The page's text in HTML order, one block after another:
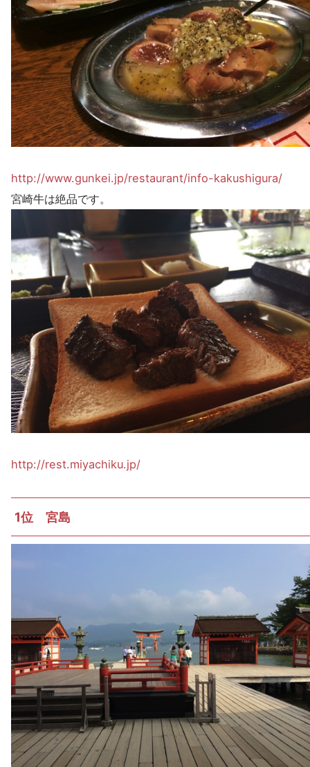
http://www.gunkei.jp/restaurant/info-kakushigura/
宮崎牛は絶品です。
http://rest.miyachiku.jp/
1位 宮島